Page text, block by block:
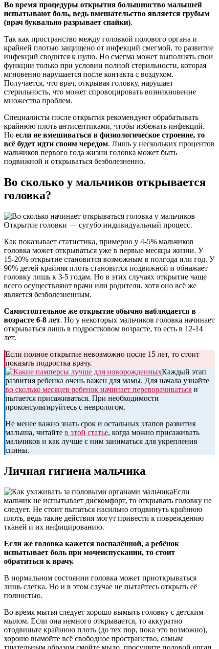
Во время процедуры открытия большинство малышей
испытывают боль, ведь вмешательство является грубым
(врач буквально разрывает спайки).
Так как пространство между головкой полового органа и
крайней плотью защищено от инфекций смегмой, то развитие
инфекций сводится к нулю. Но смегма может выполнять свои
функции только при условии полной стерильности, которая
мгновенно нарушается после контакта с воздухом.
Получается, что врач, открывая головку, нарушает
стерильность, что может спровоцировать возникновение
множества проблем.
Специалисты после открытия рекомендуют обрабатывать
крайнюю плоть антисептиками, чтобы избежать инфекций.
Но если не вмешиваться в физиологическое строение, то
всё будет идти своим чередом. Лишь у нескольких процентов
мальчиков первого года жизни головка может быть
подвижной и открываться безболезненно.
Во сколько у мальчиков открывается
головка?
Открытие головки — сугубо индивидуальный процесс.
Как показывает статистика, примерно у 4-5% мальчиков
головка может открываться уже в первые месяцы жизни. У
15-20% открытие становится возможным в полгода или год. У
90% детей крайняя плоть становится подвижной и обнажает
головку лишь к 3-5 годам. Но в этих случаях открытие чаще
всего осуществляют врачи или родители, хотя оно всё же
является безболезненным.
Самостоятельное же открытие обычно наблюдается в
возрасте 6-8 лет. Но у некоторых мальчиков головка начинает
открываться лишь в подростковом возрасте, то есть в 12-14
лет.
Если полное открытие невозможно после 15 лет, то стоит
показать подростка врачу.
Каждый этап
развития ребенка очень важен для мамы. Для начала узнайте
во сколько месяцев ребенок начинает переворачиваться и
пытается присаживаться. При необходимости
проконсультируйтесь с неврологом.
Не менее важно знать срок и остальных этапов развития
малыша, читайте в этой статье, когда можно присаживать
мальчиков и как лучше с ним заниматься для укрепления
спины.
Личная гигиена мальчика
Если
мальчик не испытывает дискомфорт, то открывать головку не
следует. Не стоит пытаться насильно отодвинуть крайнюю
плоть, ведь такие действия могут привести к повреждению
тканей и их инфицированию.
Если же головка кажется воспалённой, а ребёнок
испытывает боль при мочеиспускании, то стоит
обратиться к врачу.
В нормальном состоянии головка может приоткрываться
лишь слегка. Но и в этом случае не пытайтесь открыть её
полностью.
Во время мытья следует хорошо вымыть головку с детским
мылом. Если она немного открывается, то аккуратно
отодвиньте крайнюю плоть (до тех пор, пока это возможно),
хорошо вымойте всё свободное пространство, самым
тщательным образом смойте мыло, просушите половой орган